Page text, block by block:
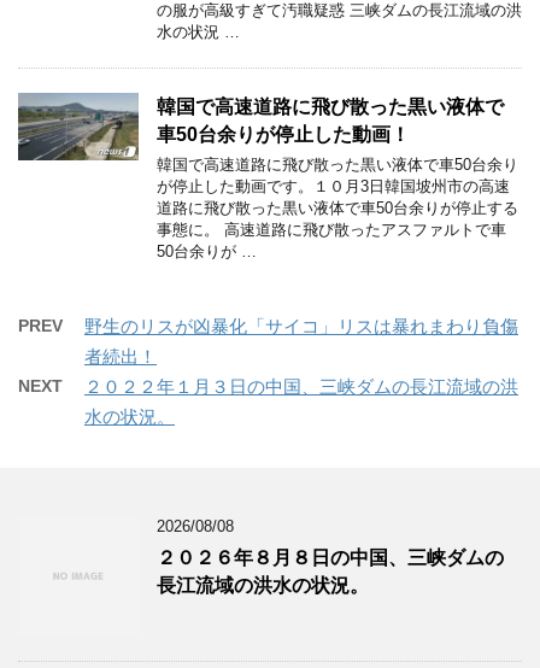
の服が高級すぎて汚職疑惑 三峡ダムの長江流域の洪
水の状況 …
韓国で高速道路に飛び散った黒い液体で
車50台余りが停止した動画！
韓国で高速道路に飛び散った黒い液体で車50台余り
が停止した動画です。１０月3日韓国坡州市の高速
道路に飛び散った黒い液体で車50台余りが停止する
事態に。 高速道路に飛び散ったアスファルトで車
50台余りが …
PREV
野生のリスが凶暴化「サイコ」リスは暴れまわり負傷
者続出！
NEXT
２０２２年１月３日の中国、三峡ダムの長江流域の洪
水の状況。
2026/08/08
２０２６年８月８日の中国、三峡ダムの
長江流域の洪水の状況。